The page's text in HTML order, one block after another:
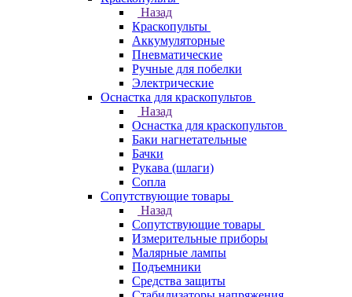
Назад
Краскопульты
Аккумуляторные
Пневматические
Ручные для побелки
Электрические
Оснастка для краскопультов
Назад
Оснастка для краскопультов
Баки нагнетательные
Бачки
Рукава (шлаги)
Сопла
Сопутствующие товары
Назад
Сопутствующие товары
Измерительные приборы
Малярные лампы
Подъемники
Средства защиты